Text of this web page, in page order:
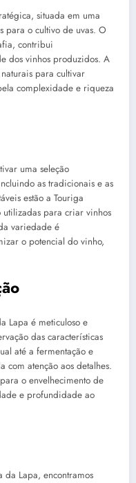
situada em uma
para o cultivo de uvas. O
contribui
dos vinhos produzidos. A
para cultivar
complexidade e riqueza
uma seleção
as tradicionais e as
estão a Touriga
utilizadas para criar vinhos
variedade é
o potencial do vinho,
Lapa é meticuloso e
das características
até a fermentação e
com atenção aos detalhes.
o envelhecimento de
e profundidade ao
da Lapa, encontramos